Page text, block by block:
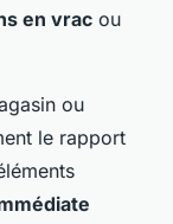
en vrac ou
ou
le rapport